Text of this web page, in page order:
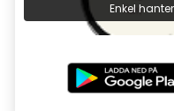
Enkel